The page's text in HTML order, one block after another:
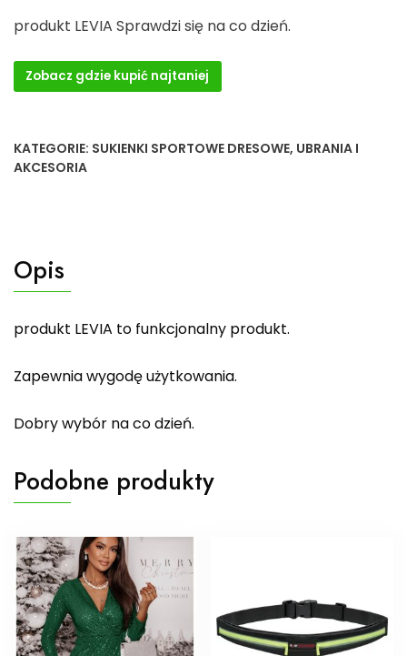
produkt LEVIA Sprawdzi się na co dzień.
Zobacz gdzie kupić najtaniej
KATEGORIE: SUKIENKI SPORTOWE DRESOWE, UBRANIA I
AKCESORIA
Opis
produkt LEVIA to funkcjonalny produkt.
Zapewnia wygodę użytkowania.
Dobry wybór na co dzień.
Podobne produkty